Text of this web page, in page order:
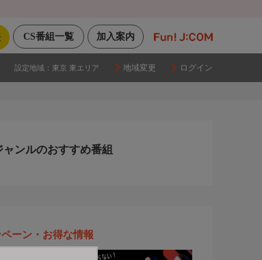
加入案内
CS番組一覧
設定地域： 東京 東エリア 地域変更 ログイン
ャンルのおすすめ番組
ーン・お得な情報